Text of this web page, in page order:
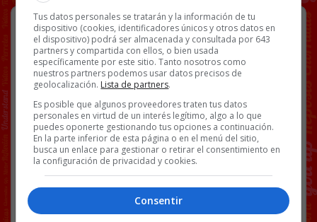
Asistencia de época.
[Ver vídeo en X
Facebook
Twitter
WhatsApp
Gmail
Copy
Link
ASISTENCIAS EXÁMENES VÍDEOS
27 COMENTARIOS
Tus datos personales se tratarán y la información de tu
dispositivo (cookies, identificadores únicos y otros datos en
el dispositivo) podrá ser almacenada y consultada por 643
partners y compartida con ellos, o bien usada
específicamente por este sitio. Tanto nosotros como
nuestros partners podemos usar datos precisos de
geolocalización. Lista de partners.
Es posible que algunos proveedores traten tus datos
personales en virtud de un interés legítimo, algo a lo que
puedes oponerte gestionando tus opciones a continuación.
En la parte inferior de esta página o en el menú del sitio,
busca un enlace para gestionar o retirar el consentimiento en
la configuración de privacidad y cookies.
Consentir